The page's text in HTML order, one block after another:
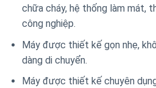
chữa cháy, hệ thống làm mát,
công nghiệp.
Máy được thiết kế gọn nhẹ,
dàng di chuyển.
Máy được thiết kế chuyên